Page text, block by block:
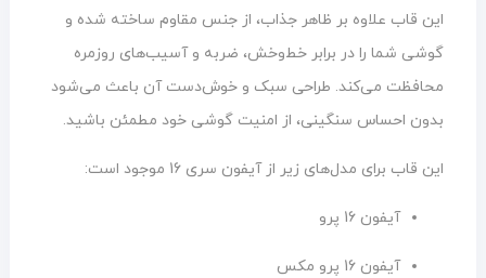
این قاب علاوه بر ظاهر جذاب، از جنس مقاوم ساخته شده و
گوشی شما را در برابر خط‌وخش، ضربه و آسیب‌های روزمره
محافظت می‌کند. طراحی سبک و خوش‌دست آن باعث می‌شود
بدون احساس سنگینی، از امنیت گوشی خود مطمئن باشید.
این قاب برای مدل‌های زیر از آیفون سری 16 موجود است:
آیفون 16 پرو
آیفون 16 پرو مکس